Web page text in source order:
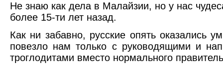
Не знаю как дела в Малайзии, но у нас
более 15-ти лет назад.
Как ни забавно, русские опять оказались
повезло нам только с руководящими и
троглодитами вместо нормального